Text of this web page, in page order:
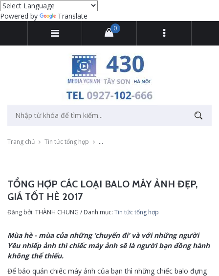
Powered by Translate
0
Trang chủ Tin tức tổng hợp Tổng hợp các loại balo máy ảnh đẹp, giá
TỔNG HỢP CÁC LOẠI BALO MÁY ẢNH ĐẸP,
GIÁ TỐT HÈ 2017
Đăng bởi: THÀNH CHUNG / Danh mục: Tin tức tổng hợp
Mùa hè - mùa của những ‘chuyến đi’ và với những người
Yêu nhiếp ảnh thì chiếc máy ảnh sẽ là người bạn đồng hành
không thể thiếu.
Để bảo quản chiếc máy ảnh của bạn thì những chiếc balo đựng